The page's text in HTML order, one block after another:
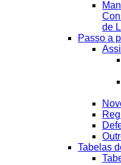
de
Passo a
Tabelas